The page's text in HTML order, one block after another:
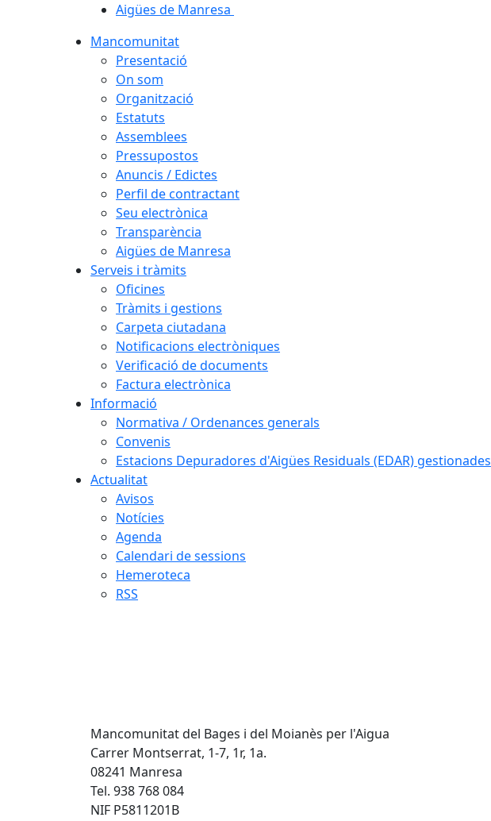
Aigües de Manresa
Mancomunitat
Presentació
On som
Organització
Estatuts
Assemblees
Pressupostos
Anuncis / Edictes
Perfil de contractant
Seu electrònica
Transparència
Aigües de Manresa
Serveis i tràmits
Oficines
Tràmits i gestions
Carpeta ciutadana
Notificacions electròniques
Verificació de documents
Factura electrònica
Informació
Normativa / Ordenances generals
Convenis
Estacions Depuradores d'Aigües Residuals (EDAR) gestionades
Actualitat
Avisos
Notícies
Agenda
Calendari de sessions
Hemeroteca
RSS
Mancomunitat del Bages i del Moianès per l'Aigua
Carrer Montserrat, 1-7, 1r, 1a.
08241 Manresa
Tel. 938 768 084
NIF P5811201B